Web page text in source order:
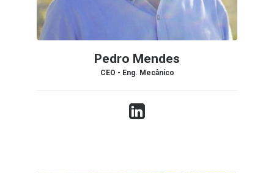
Pedro Mendes
CEO - Eng. Mecânico